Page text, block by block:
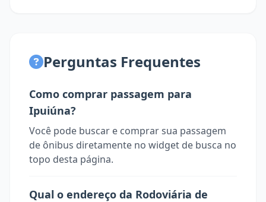
Perguntas Frequentes
Como comprar passagem para
Ipuiúna?
Você pode buscar e comprar sua passagem
de ônibus diretamente no widget de busca no
topo desta página.
Qual o endereço da Rodoviária de